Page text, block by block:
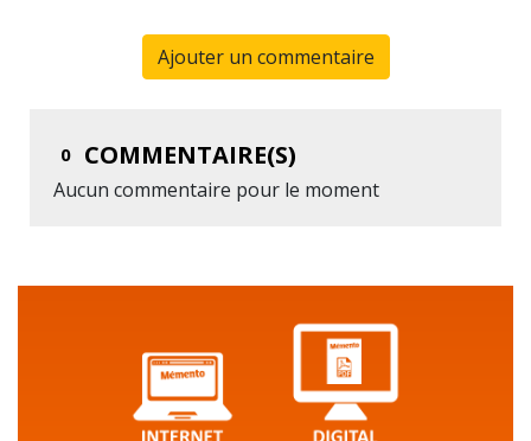
Ajouter un commentaire
0 COMMENTAIRE(S)
Aucun commentaire pour le moment